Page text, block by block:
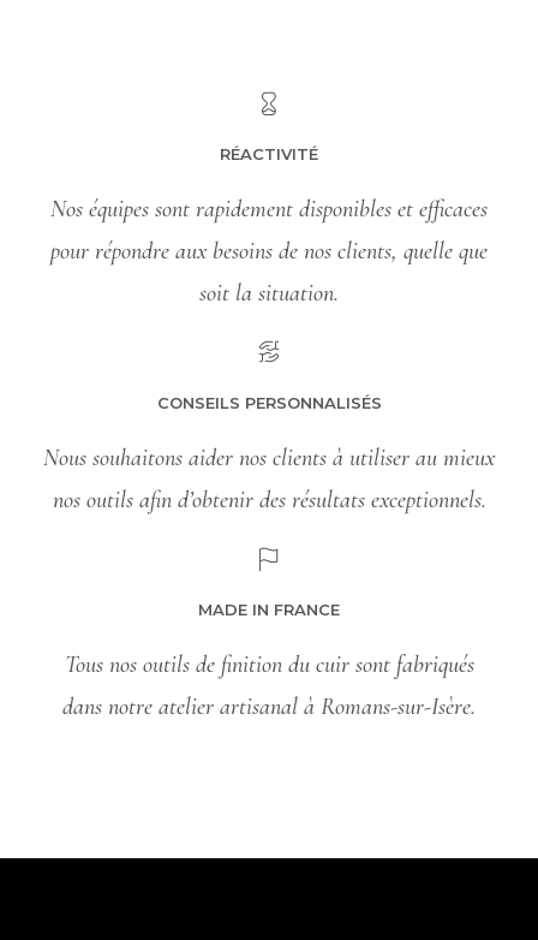
RÉACTIVITÉ
Nos équipes sont rapidement disponibles et efficaces
pour répondre aux besoins de nos clients, quelle que
soit la situation.
CONSEILS PERSONNALISÉS
Nous souhaitons aider nos clients à utiliser au mieux
nos outils afin d’obtenir des résultats exceptionnels.
MADE IN FRANCE
Tous nos outils de finition du cuir sont fabriqués
dans notre atelier artisanal à Romans-sur-Isère.